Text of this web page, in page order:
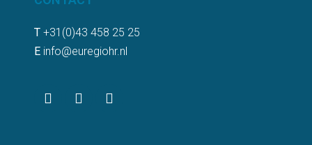
T +31(0)43 458 25 25
E info@euregiohr.nl